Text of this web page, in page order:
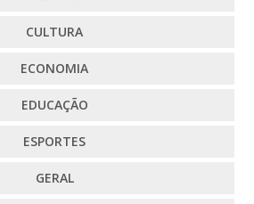
CULTURA
ECONOMIA
EDUCAÇÃO
ESPORTES
GERAL